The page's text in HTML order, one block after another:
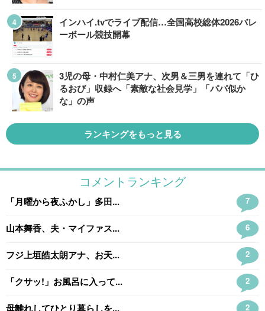
インハイ.tvでライブ配信…全国高校総体2026バレ
ーボール競技開幕
3児の母・中村仁美アナ、次男＆三男を連れて「ひ
るおび」収録へ「素敵な社会見学」「パパ似か
な」の声
ランキングをもっと見る